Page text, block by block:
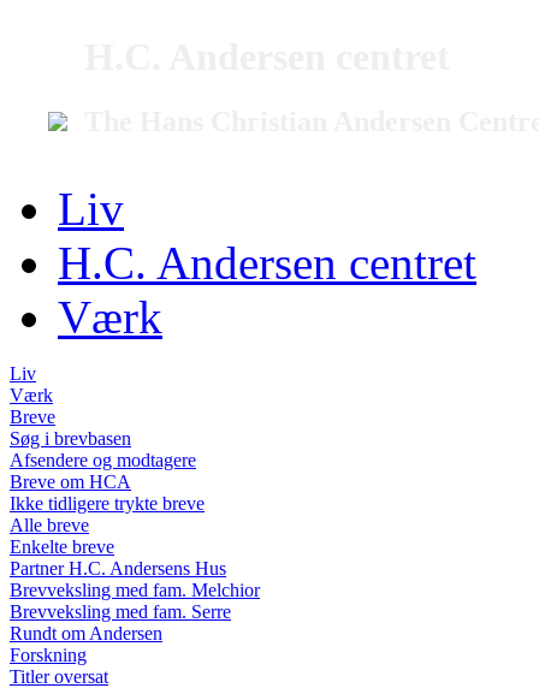
Liv
H.C. Andersen centret
Værk
Liv
Værk
Breve
Søg i brevbasen
Afsendere og modtagere
Breve om HCA
Ikke tidligere trykte breve
Alle breve
Enkelte breve
Partner H.C. Andersens Hus
Brevveksling med fam. Melchior
Brevveksling med fam. Serre
Rundt om Andersen
Forskning
Titler oversat